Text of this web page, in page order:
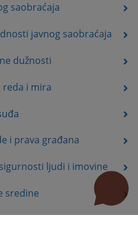
saobraćaja
javnog saobraćaja
dužnosti
reda i mira
i prava građana
ljudi i imovine
sredine
računarskih